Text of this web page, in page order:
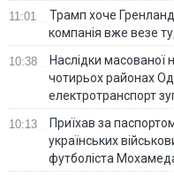
11:01
Трамп хоче
компанія вже везе
10:38
Наслідки масованої
чотирьох районах
електротранспорт
10:13
Приїхав за
українських
футболіста